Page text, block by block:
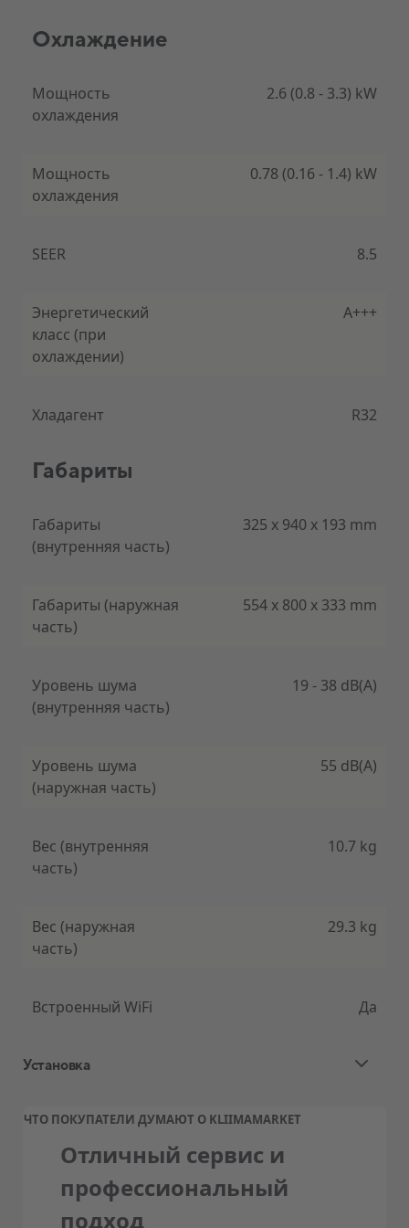
выходе 23 ° C достигается всего за 40 секунд.
35 ° C всего за одну минуту.
Позволяет управлять кондиционером с помощью
Благодаря совершенно новой конструкции
и вентилятора поток воздуха очень плавный. Это
обеспечивает меньший рабочий шум: 21 дБ. Вы
чрезвычайно умиротворенной атмосфере.
Midea BreezeleSS + также включает «тихий
минимизировать шум. Так вы сможете спокойно
спать по ночам.
Охлаждение
Мощность
охлаждения
2.6 (0.8 - 3.3) kW
Мощность
охлаждения
0.78 (0.16 - 1.4) kW
SEER 8.5
Энергетический
класс (при
охлаждении)
A+++
Хладагент R32
Габариты
Габариты
(внутренняя часть)
325 x 940 x 193 mm
Габариты (наружная
часть)
554 x 800 x 333 mm
Уровень шума
(внутренняя часть)
19 - 38 dB(A)
Уровень шума
(наружная часть)
55 dB(A)
Вес (внутренняя
часть)
10.7 kg
Вес (наружная
часть)
29.3 kg
Встроенный WiFi Да
Установка
Стандартная установка воздушного
теплового насоса и кондиционера
Ценовой пакет квалифицированной
стандартной установки, обычно
включает:
ЧТО ПОКУПАТЕЛИ ДУМАЮТ О KLIIMAMARKET
Отличный сервис и
профессиональный
подход